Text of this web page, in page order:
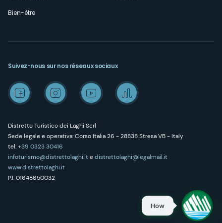
Bien-être
Distretto Turistico dei Laghi Scrl
Sede legale e operativa: Corso Italia 26 - 28838 Stresa VB - Italy
tel:+39 0323 30416
infoturismo@distrettolaghi.itedistrettolaghi@legalmail.it
www.distrettolaghi.it
P.I. 01648650032
Suivez-nous sur nos réseaux sociaux